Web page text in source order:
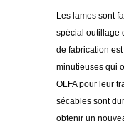
Les lames sont
spécial outillage
de fabrication
minutieuses qui
OLFA pour leur
sécables sont
obtenir un